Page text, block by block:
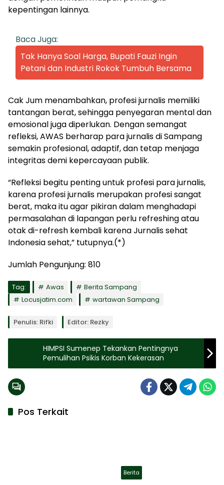
kepentingan lainnya.
Baca Juga:
Tak Hanya Soal Harga, Bupati Fauzi Ingin
Petani dan Industri Rokok Tumbuh Bersama
Cak Jum menambahkan, profesi jurnalis memiliki
tantangan berat, sehingga penyegaran mental dan
emosional juga diperlukan. Dengan semangat
refleksi, AWAS berharap para jurnalis di Sampang
semakin profesional, adaptif, dan tetap menjaga
integritas demi kepercayaan publik.
“Refleksi begitu penting untuk profesi para jurnalis,
karena profesi jurnalis merupakan profesi sangat
berat, maka itu agar pikiran dalam menghadapi
permasalahan di lapangan perlu refreshing atau
otak di-refresh kembali karena Jurnalis sehat
Indonesia sehat,” tutupnya.(*)
Jumlah Pengunjung: 810
Tag: Awas
Berita Sampang
Locusjatim.com
wartawan Sampang
Penulis: Rifki Editor: Rezky
HIMPSI Sumenep Tekankan Pentingnya
Pemulihan Psikis Korban Kekerasan
Pos Terkait
Berita